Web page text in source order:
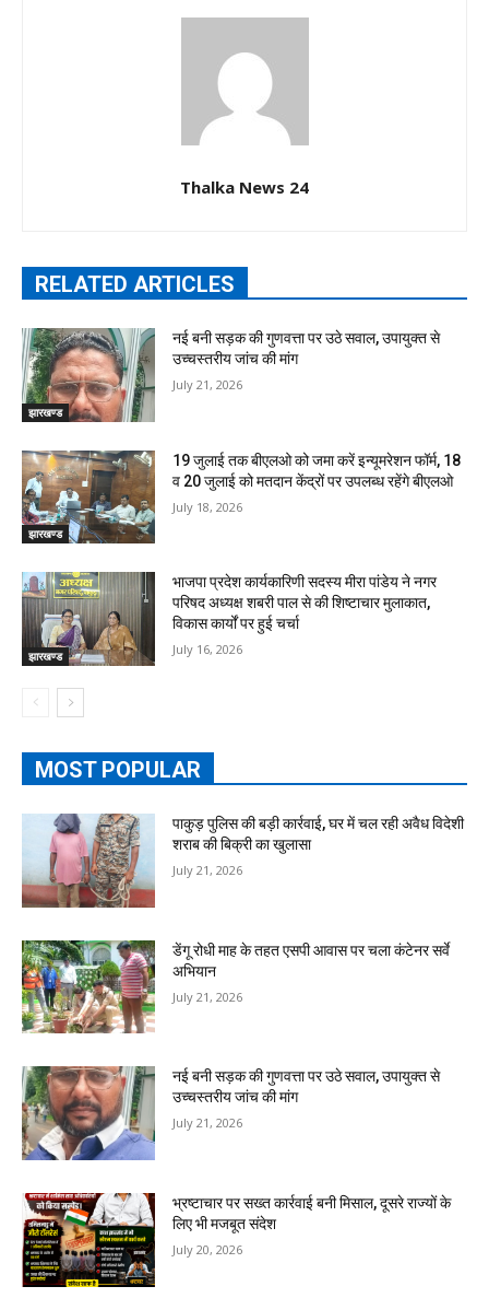
Thalka News 24
RELATED ARTICLES
झारखण्ड
नई बनी सड़क की गुणवत्ता पर उठे सवाल, उपायुक्त से
उच्चस्तरीय जांच की मांग
July 21, 2026
झारखण्ड
19 जुलाई तक बीएलओ को जमा करें इन्यूमरेशन फॉर्म, 18
व 20 जुलाई को मतदान केंद्रों पर उपलब्ध रहेंगे बीएलओ
July 18, 2026
झारखण्ड
भाजपा प्रदेश कार्यकारिणी सदस्य मीरा पांडेय ने नगर
परिषद अध्यक्ष शबरी पाल से की शिष्टाचार मुलाकात,
विकास कार्यों पर हुई चर्चा
July 16, 2026
MOST POPULAR
पाकुड़ पुलिस की बड़ी कार्रवाई, घर में चल रही अवैध विदेशी
शराब की बिक्री का खुलासा
July 21, 2026
डेंगू रोधी माह के तहत एसपी आवास पर चला कंटेनर सर्वे
अभियान
July 21, 2026
नई बनी सड़क की गुणवत्ता पर उठे सवाल, उपायुक्त से
उच्चस्तरीय जांच की मांग
July 21, 2026
भ्रष्टाचार पर सख्त कार्रवाई बनी मिसाल, दूसरे राज्यों के
लिए भी मजबूत संदेश
July 20, 2026